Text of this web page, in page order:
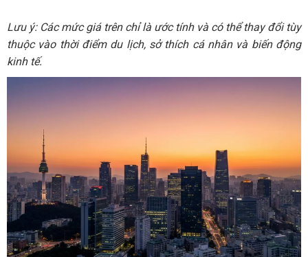
Lưu ý: Các mức giá trên chỉ là ước tính và có thể thay đổi tùy
thuộc vào thời điểm du lịch, sở thích cá nhân và biến động
kinh tế.